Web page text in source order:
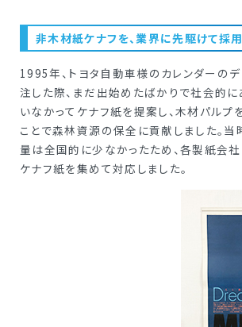
非木材紙ケナフを、業界に先駆けて採用
1995年、トヨタ自動車様のカレンダーのデ
注した際、まだ出始めたばかりで社会的
いなかってケナフ紙を提案し、木材パルプ
ことで森林資源の保全に貢献しました。当
量は全国的に少なかったため、各製紙会
ケナフ紙を集めて対応しました。